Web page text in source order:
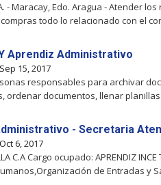
- Maracay, Edo. Aragua - Atender
todo lo relacionado con el
Aprendiz Administrativo
Sep 15, 2017
responsables para archivar
ordenar documentos, llenar planillas
- Secretaria
Oct 6, 2017
C.A Cargo ocupado: APRENDIZ
de Entradas y